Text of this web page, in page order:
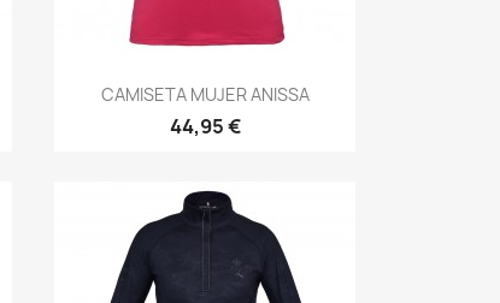
Vista rápida
CAMISETA MUJER ANISSA
44,95 €